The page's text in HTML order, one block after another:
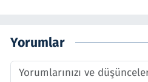
Yorumlar